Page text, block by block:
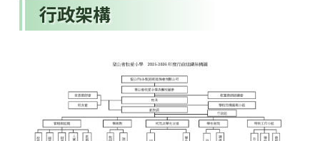
行政架構